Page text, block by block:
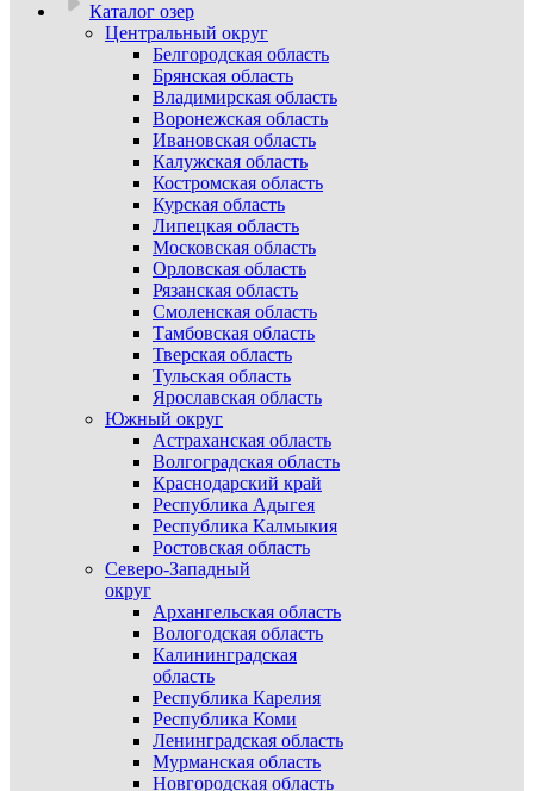
Каталог озер
Центральный округ
Белгородская область
Брянская область
Владимирская область
Воронежская область
Ивановская область
Калужская область
Костромская область
Курская область
Липецкая область
Московская область
Орловская область
Рязанская область
Смоленская область
Тамбовская область
Тверская область
Тульская область
Ярославская область
Южный округ
Астраханская область
Волгоградская область
Краснодарский край
Республика Адыгея
Республика Калмыкия
Ростовская область
Северо-Западный
округ
Архангельская область
Вологодская область
Калининградская
область
Республика Карелия
Республика Коми
Ленинградская область
Мурманская область
Новгородская область